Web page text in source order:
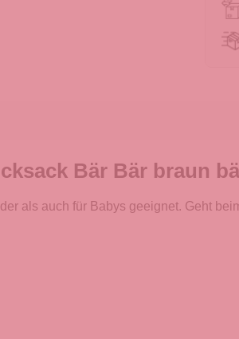
Bär Bär braun
als auch für Babys geeignet. Geht